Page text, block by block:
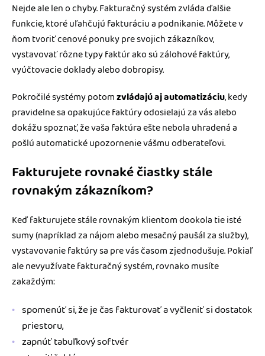
Nejde ale len o chyby. Fakturačný systém zvláda ďalšie
funkcie, ktoré uľahčujú fakturáciu a podnikanie. Môžete v
ňom tvoriť cenové ponuky pre svojich zákazníkov,
vystavovať rôzne typy faktúr ako sú zálohové faktúry,
vyúčtovacie doklady alebo dobropisy.
Pokročilé systémy potomzvládajú aj automatizáciu, kedy
pravidelne sa opakujúce faktúry odosielajú za vás alebo
dokážu spoznať, že vaša faktúra ešte nebola uhradená a
pošlú automatické upozornenie vášmu odberateľovi.
Fakturujete rovnaké čiastky stále
rovnakým zákazníkom?
Keď fakturujete stále rovnakým klientom dookola tie isté
sumy (napríklad za nájom alebo mesačný paušál za služby),
vystavovanie faktúry sa pre vás časom zjednodušuje. Pokiaľ
ale nevyužívate fakturačný systém, rovnako musíte
zakaždým:
spomenúť si, že je čas fakturovať a vyčleniť si dostatok
priestoru,
zapnúť tabuľkový softvér